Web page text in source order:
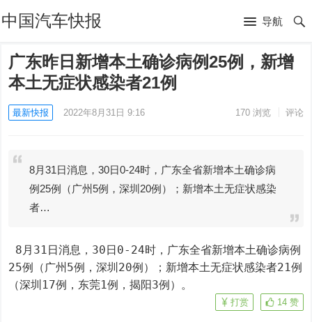
中国汽车快报 导航
广东昨日新增本土确诊病例25例，新增
本土无症状感染者21例
最新快报 2022年8月31日 9:16 170浏览 评论
8月31日消息，30日0-24时，广东全省新增本土确诊病
例25例（广州5例，深圳20例）；新增本土无症状感染
者…
25例（广州5例，深圳20例）；新增本土无症状感染者21例
（深圳17例，东莞1例，揭阳3例）。
14 赞
打赏